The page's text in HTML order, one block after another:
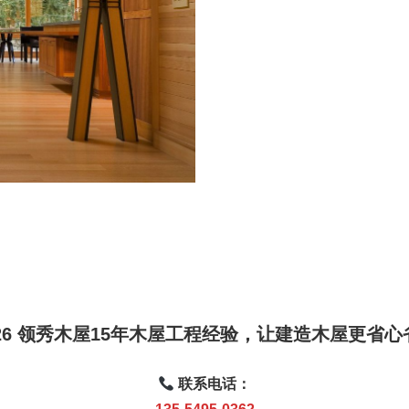
领秀木屋15年木屋工程经验，让建造木屋更省心
联系电话：